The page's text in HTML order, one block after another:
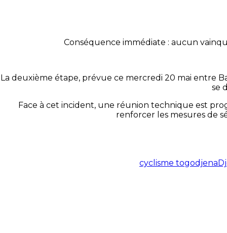
Conséquence immédiate : aucun
La deuxième étape, prévue ce mercredi 20 mai entre
se
Face à cet incident, une réunion technique est
renforcer les mesures de
cyclisme togodjena